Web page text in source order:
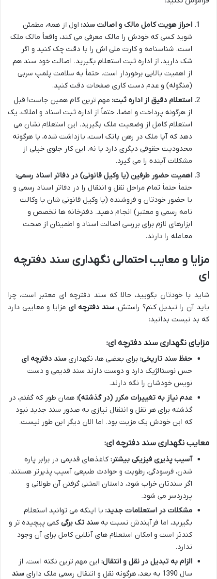
احراز هویت کامل مالک و اصالت سند: اول از همه، مطمئن
شوید کسی که خودش را مالک معرفی می کند، واقعاً مالک ملک
است. شناسنامه و کارت ملی اش را با دقت چک کنید و اگر
شک دارید، از اداره ثبت استعلام بگیرید. اصالت خود سند هم
از اهمیت بالایی برخوردار است. حتماً به سلامت پلمپ سربی
(منگوله) و عدم دست کاری صفحات دقت کنید.
استعلام دقیق از اداره ثبت: مهم ترین گام همین جاست! قبل
از هرگونه پرداخت و امضا، حتماً از اداره ثبت اسناد و املاک، یک
استعلام کامل از وضعیت ملک بگیرید. این استعلام نشان می
دهد که آیا ملک در رهن بانک است، بازداشت شده، یا هرگونه
محدودیت حقوقی دیگری دارد یا نه. این کار جلوی خیلی از
مشکلات آینده را می گیرد.
اهمیت حضور طرفین (یا وکیل قانونی) در دفاتر اسناد رسمی:
حتماً حتماً تمام مراحل نقل و انتقال را در دفاتر اسناد رسمی و
با حضور خودتان و فروشنده (یا وکیل قانونی شان با وکالت
نامه رسمی و معتبر) انجام دهید. دفترخانه ها تخصص و
ابزارهای لازم برای بررسی اصالت اسناد و اطمینان از صحت
معامله را دارند.
مزایا و معایب احتمالی نگهداری سند دفترچه
ای
شاید با خودتان بگویید، حالا که سند دفترچه ای معتبر است، چرا
باید آن را تبدیل کنم؟ راستش،سند دفترچه ای مزایا و معایبی دارد
که بد نیست بدانید:
مزایای نگهداری سند دفترچه ای:
حفظ سند تاریخی: برای بعضی ها، نگهداری سند دفترچه ای
حس نوستالژیک دارد و دوست دارند سند قدیمی و دست
نویس خودشان را نگه دارند.
عدم نیاز به تغییرات مکرر (در گذشته): همان طور که گفتم، در
گذشته برای هر نقل و انتقال نیازی به صدور سند جدید نبود
که این خودش یک مزیت بود. اما الان دیگر این طور نیست.
معایب نگهداری سند دفترچه ای:
آسیب پذیری فیزیکی بیشتر: کاغذهای قدیمی در برابر پاره
شدن، فرسودگی، رطوبت و حوادث طبیعی آسیب پذیرتر هستند.
اگر سندتان خراب شود، داستان المثنی گرفتن آن طولانی و
پردردسر می شود.
مشکلات در استعلامات جدید: با اینکه می توانید استعلام
بگیرید، اما فرآیندش نسبت به سند تک برگی کمی پیچیده تر و
کندتر است و امکان استعلام های آنلاین کامل برای آن وجود
ندارد.
الزام به تبدیل در نقل و انتقال: این مهم ترین نکته است. از
سال 1390 به بعد، هرگونه نقل و انتقال رسمی ملک دارای
سند